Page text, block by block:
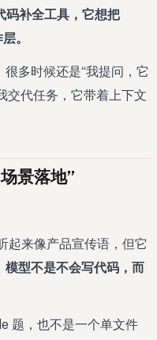
码补全工具，它想把
。
多时候还是“我提问，它
交代任务，它带着上下文
景落地”
起来像产品宣传语，但它
模型不是不会写代码，而
题，也不是一个单文件